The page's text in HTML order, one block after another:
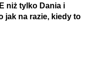
niż tylko Dania i
jak na razie, kiedy to